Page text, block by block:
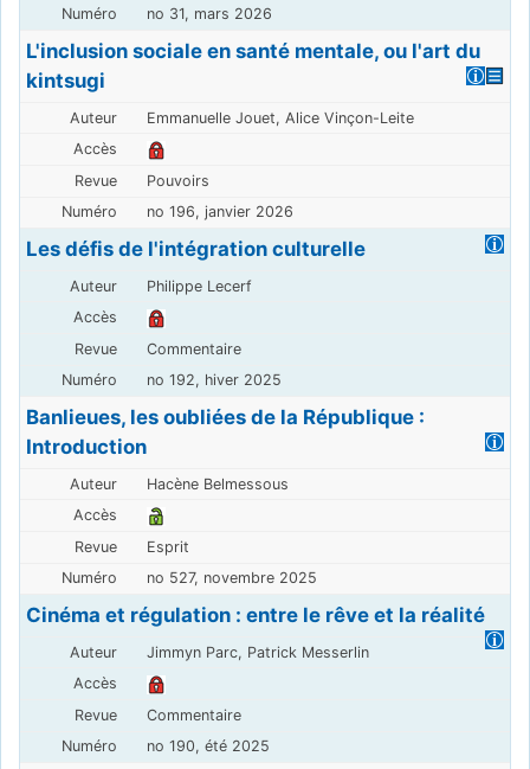
no 31, mars 2026
L'inclusion sociale en santé mentale, ou l'art du
kintsugi
Emmanuelle Jouet, Alice Vinçon-Leite
Pouvoirs
no 196, janvier 2026
Les défis de l'intégration culturelle
Philippe Lecerf
Commentaire
no 192, hiver 2025
Banlieues, les oubliées de la République :
Introduction
Hacène Belmessous
Esprit
no 527, novembre 2025
Cinéma et régulation : entre le rêve et la réalité
Jimmyn Parc, Patrick Messerlin
Commentaire
no 190, été 2025